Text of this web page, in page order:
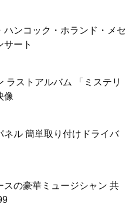
ハンコック・ホランド・メセ
ート
ラストアルバム 「ミステリ
像
ネル 簡単取り付けドライバ
スの豪華ミュージシャン 共